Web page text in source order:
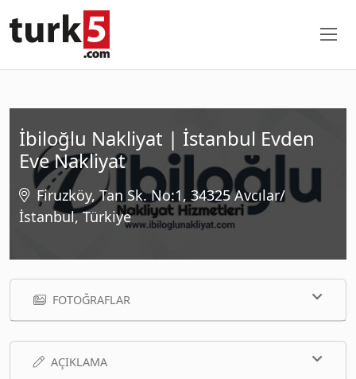
İbiloğlu Nakliyat | İstanbul Evden
Eve Nakliyat
Firuzköy, Tan Sk. No:1, 34325 Avcılar/
İstanbul, Türkiye
FOTOĞRAFLAR
AÇIKLAMA